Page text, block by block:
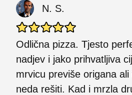
N. S.
Odlična pizza. Tjesto
nadjev i jako prihvatljiva
mrvicu previše origana
neda rešiti. Kad i mrzla